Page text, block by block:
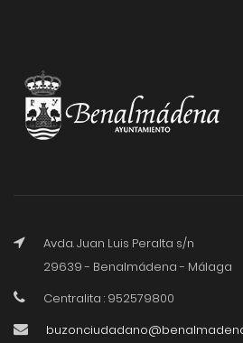
Avda. Juan Luis Peralta s/n
29639 - Benalmádena - Málaga
Centralita : 952579800